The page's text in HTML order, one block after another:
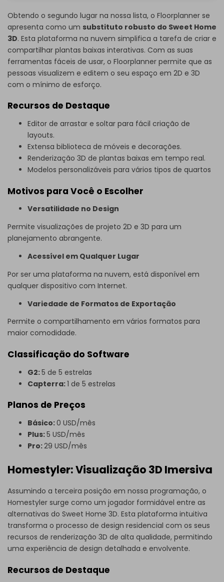
Obtendo o segundo lugar na nossa lista, o Floorplanner se
apresenta como um substituto robusto do Sweet Home
3D. Esta plataforma na nuvem simplifica a tarefa de criar e
compartilhar plantas baixas interativas. Com as suas
ferramentas fáceis de usar, o Floorplanner permite que as
pessoas visualizem e editem o seu espaço em 2D e 3D
com o mínimo de esforço.
Recursos de Destaque
Editor de arrastar e soltar para fácil criação de
layouts.
Extensa biblioteca de móveis e decorações.
Renderização 3D de plantas baixas em tempo real.
Modelos personalizáveis ​​para vários tipos de quartos
Motivos para Você o Escolher
Versatilidade no Design
Permite visualizações de projeto 2D e 3D para um
planejamento abrangente.
Acessível em Qualquer Lugar
Por ser uma plataforma na nuvem, está disponível em
qualquer dispositivo com Internet.
Variedade de Formatos de Exportação
Permite o compartilhamento em vários formatos para
maior comodidade.
Classificação do Software
G2:5 de 5 estrelas
Capterra:1 de 5 estrelas
Planos de Preços
Básico:0 USD/mês
Plus:5 USD/mês
Pro:29 USD/mês
Homestyler: Visualização 3D Imersiva
Assumindo a terceira posição em nossa programação, o
Homestyler surge como um jogador formidável entre as
alternativas do Sweet Home 3D. Esta plataforma intuitiva
transforma o processo de design residencial com os seus
recursos de renderização 3D de alta qualidade, permitindo
uma experiência de design detalhada e envolvente.
Recursos de Destaque